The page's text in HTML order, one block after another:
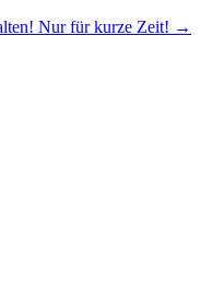
Nur für kurze Zeit! →